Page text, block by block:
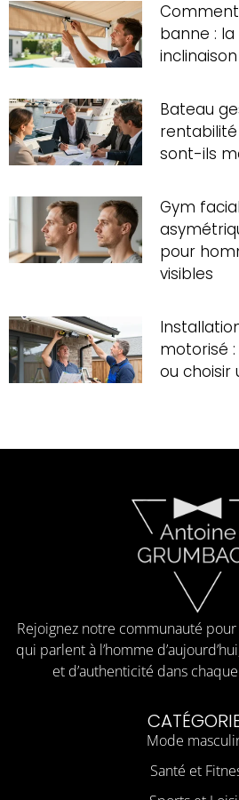
banne :
Bateau
sont-ils
Gym
pour
visibles
motorisé
ou choisir
Rejoignez notre communauté
qui parlent à l’homme
et d’authenticité dans
Mode
Santé et